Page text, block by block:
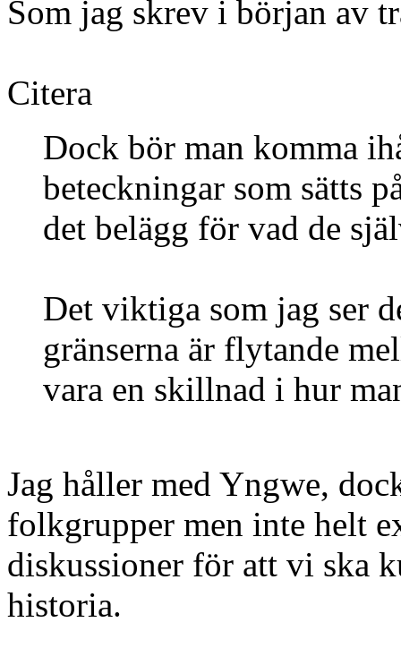
Som jag skrev i början av
Citera
Dock bör man komma
beteckningar som sätts
det belägg för vad de
Det viktiga som jag ser
gränserna är flytande
vara en skillnad i hur
Jag håller med Yngwe,
folkgrupper men inte helt
diskussioner för att vi ska
historia.